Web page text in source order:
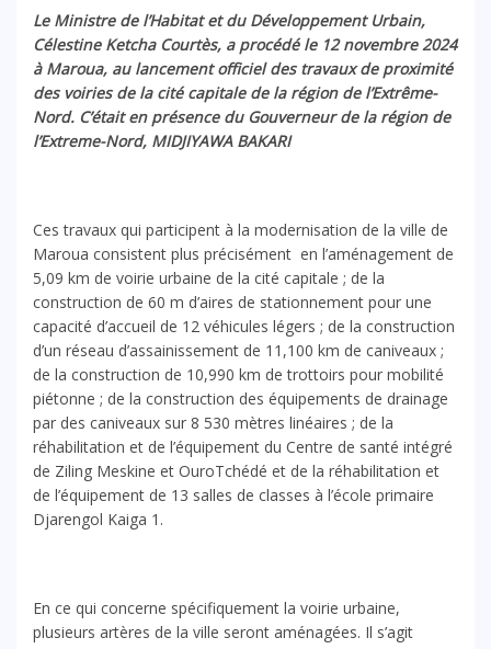
Le Ministre de l’Habitat et du Développement Urbain,
Célestine Ketcha Courtès, a procédé le 12 novembre 2024
à Maroua, au lancement officiel des travaux de proximité
des voiries de la cité capitale de la région de l’Extrême-
Nord. C’était en présence du Gouverneur de la région de
l’Extreme-Nord, MIDJIYAWA BAKARI
Ces travaux qui participent à la modernisation de la ville de
Maroua consistent plus précisément en l’aménagement de
5,09 km de voirie urbaine de la cité capitale ; de la
construction de 60 m d’aires de stationnement pour une
capacité d’accueil de 12 véhicules légers ; de la construction
d’un réseau d’assainissement de 11,100 km de caniveaux ;
de la construction de 10,990 km de trottoirs pour mobilité
piétonne ; de la construction des équipements de drainage
par des caniveaux sur 8 530 mètres linéaires ; de la
réhabilitation et de l’équipement du Centre de santé intégré
de Ziling Meskine et OuroTchédé et de la réhabilitation et
de l’équipement de 13 salles de classes à l’école primaire
Djarengol Kaiga 1.
En ce qui concerne spécifiquement la voirie urbaine,
plusieurs artères de la ville seront aménagées. Il s’agit